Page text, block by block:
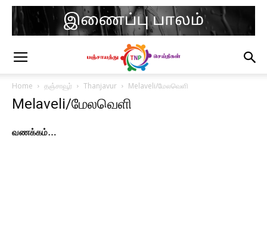
Home தஞ்சாவூர் Thanjavur Melaveli/மேலவெளி
Melaveli/மேலவெளி
வணக்கம்…